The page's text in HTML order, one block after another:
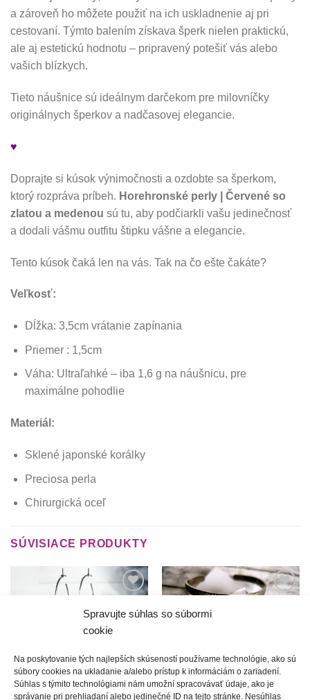
Spravujte súhlas so súbormi
cookie
Na poskytovanie tých najlepších skúseností používame technológie, ako sú
súbory cookies na ukladanie a/alebo prístup k informáciám o zariadení.
Súhlas s týmito technológiami nám umožní spracovávať údaje, ako je
správanie pri prehliadaní alebo jedinečné ID na tejto stránke. Nesúhlas
a zároveň ho môžete použiť na ich uskladnenie aj pri
cestovaní. Týmto balením získava šperk nielen praktickú,
ale aj estetickú hodnotu – pripravený potešiť vás alebo
vašich blízkych.
Tieto náušnice sú ideálnym darčekom pre milovníčky
originálnych šperkov a nadčasovej elegancie.
♥
Doprajte si kúsok výnimočnosti a ozdobte sa šperkom,
ktorý rozpráva príbeh. Horehronské perly | Červené so
zlatou a medenou sú tu, aby podčiarkli vašu jedinečnosť
a dodali vášmu outfitu štipku vášne a elegancie.
Tento kúsok čaká len na vás. Tak na čo ešte čakáte?
Veľkosť:
Dĺžka: 3,5cm vrátanie zapínania
Priemer : 1,5cm
Váha: Ultraľahké – iba 1,6 g na náušnicu, pre
maximálne pohodlie
Materiál:
Sklené japonské korálky
Preciosa perla
Chirurgická oceľ
SÚVISIACE PRODUKTY
krasotinku
si prosím